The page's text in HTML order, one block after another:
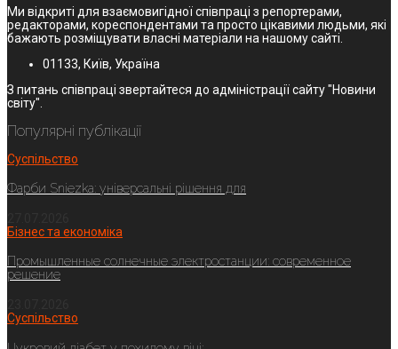
Ми відкриті для взаємовигідної співпраці з репортерами,
редакторами, кореспондентами та просто цікавими людьми, які
бажають розміщувати власні матеріали на нашому сайті.
01133, Київ, Україна
З питань співпраці звертайтеся до адміністрації сайту "Новини
світу".
Популярні публікації
Суспільство
Фарби Sniezka: універсальні рішення для
Бізнес та економіка
Промышленные солнечные электростанции: современное
решение
Суспільство